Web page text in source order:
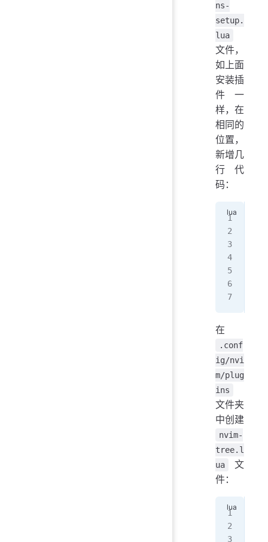
ns-
setup.
lua
文件，
如上面
安装插
件一
样，在
相同的
位置，
新增几
行代
码：
在
.conf
ig/nvi
m/plug
ins
文件夹
中创建
nvim-
tree.l
ua
文
件：